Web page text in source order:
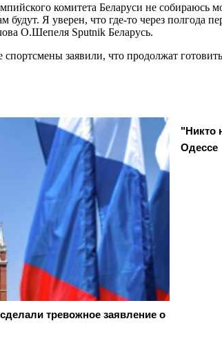
комитета Беларуси не собираюсь
будут. Я уверен, что где-то через
О.Шепеля Sputnik Беларусь.
заявили, что продолжат
тревожное заявление о
"Никто
Одессе